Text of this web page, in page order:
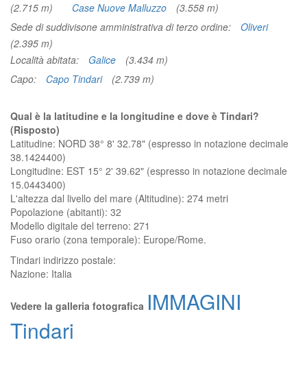
(2.715 m)
Case Nuove Malluzzo
(3.558 m)
Sede di suddivisone amministrativa di terzo ordine:
Oliveri
(2.395 m)
Località abitata:
Galice
(3.434 m)
Capo:
Capo Tindari (2.739 m)
Qual è la latitudine e la longitudine e dove è Tindari?
(Risposto)
Latitudine: NORD 38° 8' 32.78" (espresso in notazione decimale
38.1424400)
Longitudine: EST 15° 2' 39.62" (espresso in notazione decimale
15.0443400)
L'altezza dal livello del mare (Altitudine): 274 metri
Popolazione (abitanti): 32
Modello digitale del terreno: 271
Fuso orario (zona temporale): Europe/Rome.
Tindari indirizzo postale:
Nazione: Italia
Vedere la galleria fotografica IMMAGINI
Tindari